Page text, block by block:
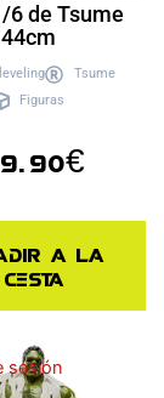
6 de Tsume
44cm
Tsume
Figuras
€
a la
cesta
sesión